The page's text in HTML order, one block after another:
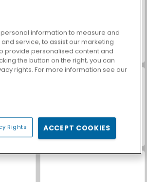
Let's Fish!
Casino World
information to measure and
service, to assist our marketing
provide personalised content and
the button on the right, you can
rights. For more information see our
Rights ACCEPT COOKIES